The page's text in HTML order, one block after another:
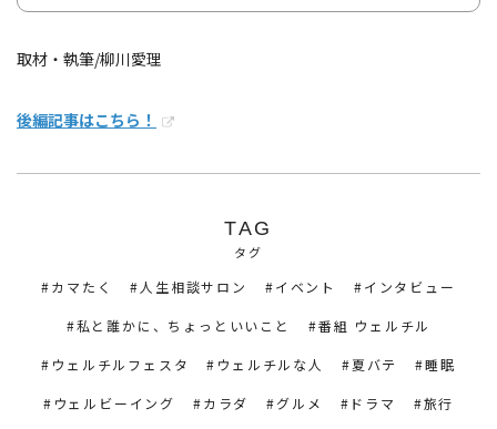
取材・執筆/柳川愛理
後編記事はこちら！
TAG
タグ
カマたく 人生相談サロン イベント インタビュー
私と誰かに、ちょっといいこと 番組 ウェルチル
ウェルチルフェスタ ウェルチルな人 夏バテ 睡眠
ウェルビーイング カラダ グルメ ドラマ 旅行